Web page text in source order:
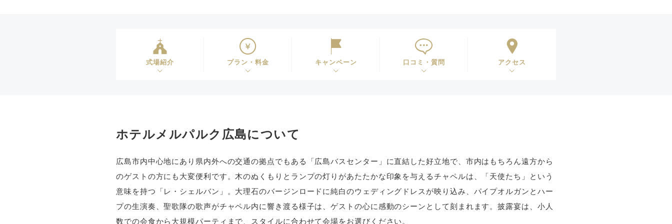
式場紹介 プラン・料金 キャンペーン 口コミ・質問 アクセス
ホテルメルパルク広島について
広島市内中心地にあり県内外への交通の拠点でもある「広島バスセンター」に直結した好立地で、市内はもちろん遠方から
のゲストの方にも大変便利です。木のぬくもりとランプの灯りがあたたかな印象を与えるチャペルは、「天使たち」という
意味を持つ「レ・シェルバン」。大理石のバージンロードに純白のウェディングドレスが映り込み、パイプオルガンとハー
プの生演奏、聖歌隊の歌声がチャペル内に響き渡る様子は、ゲストの心に感動のシーンとして刻まれます。披露宴は、小人
数での会食から大規模パーティまで、スタイルに合わせて会場をお選びください。